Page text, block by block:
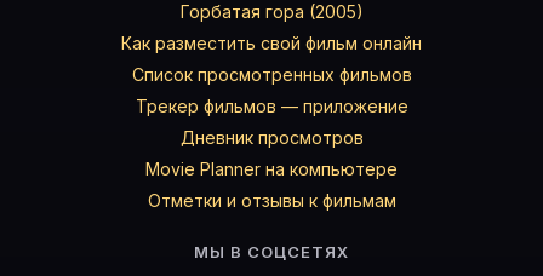
Горбатая гора (2005)
Как разместить свой фильм онлайн
Список просмотренных фильмов
Трекер фильмов — приложение
Дневник просмотров
Movie Planner на компьютере
Отметки и отзывы к фильмам
МЫ В СОЦСЕТЯХ